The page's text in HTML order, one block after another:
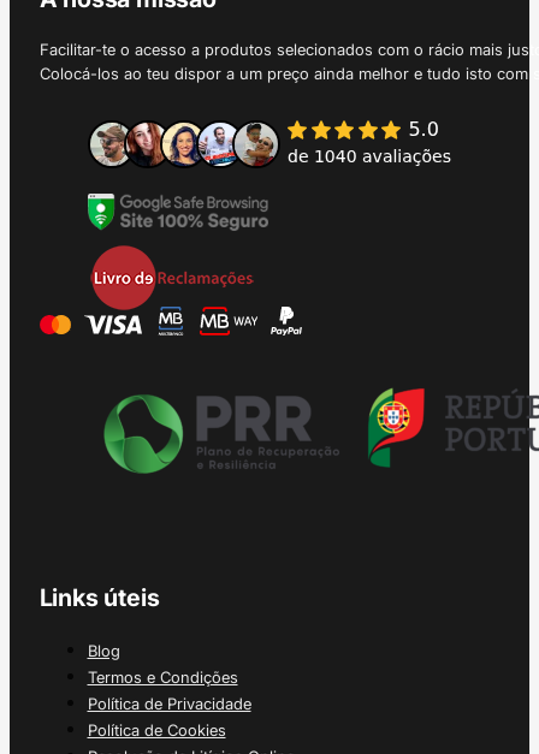
Facilitar-te o acesso a produtos selecionados com o rácio mais
Colocá-los ao teu dispor a um preço ainda melhor e tudo isto
Links úteis
Blog
Termos e Condições
Política de Privacidade
Política de Cookies